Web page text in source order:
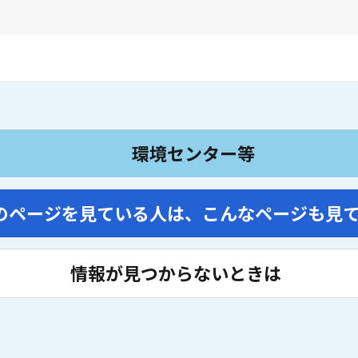
環境センター等
ページを見ている人は、 こんなページも見
情報が見つからないときは